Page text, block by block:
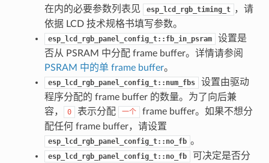
在内的必要参数列表见
esp_lcd_rgb_timing_t ，请
依据 LCD 技术规格书填写参数。
esp_lcd_rgb_panel_config_t::fb_in_psram
设置是
否从 PSRAM 中分配 frame buffer。详情请参阅
PSRAM 中的单 frame buffer。
esp_lcd_rgb_panel_config_t::num_fbs
设置由驱动
程序分配的 frame buffer 的数量。为了向后兼
容，
0 表示分配 一个
frame buffer。如果不想分
配任何 frame buffer，请设置
esp_lcd_rgb_panel_config_t::no_fb 。
esp_lcd_rgb_panel_config_t::no_fb
可决定是否分